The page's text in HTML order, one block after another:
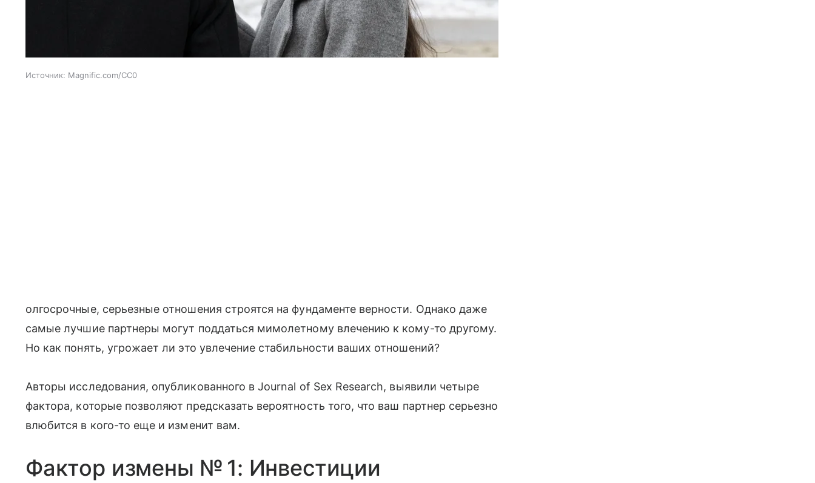
Источник: Magnific.com/CC0
олгосрочные, серьезные отношения строятся на фундаменте верности. Однако даже
самые лучшие партнеры могут поддаться мимолетному влечению к кому-то другому.
Но как понять, угрожает ли это увлечение стабильности ваших отношений?
Авторы исследования, опубликованного в Journal of Sex Research, выявили четыре
фактора, которые позволяют предсказать вероятность того, что ваш партнер серьезно
влюбится в кого-то еще и изменит вам.
Фактор измены № 1: Инвестиции